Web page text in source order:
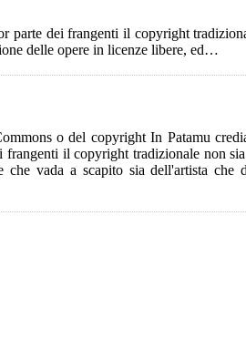
parte dei frangenti il copyright
delle opere in licenze libere, ed…
o del copyright In Patamu
frangenti il copyright tradizionale non
vada a scapito sia dell'artista che